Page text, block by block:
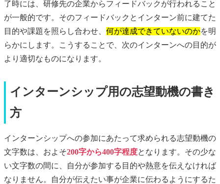
了時には、研修先の企業からフィードバックが行われること
が一般的です。そのフィードバックとインターン前に建てた
目的や課題を照らし合わせ、 何が達成できていないのかを明
らかにします。こうすることで、次のインターンへの目的が
より適切なものになります。
インターンシップ用の志望動機の書き
方
インターンシップへの参加にあたって求められる志望動機の
文字数は、およそ200字から400字程度となります。その少な
い文字数の間に、自分が参加する目的や熱意を伝えなければ
なりません。自分が伝えたい事が企業に伝わるようにするた